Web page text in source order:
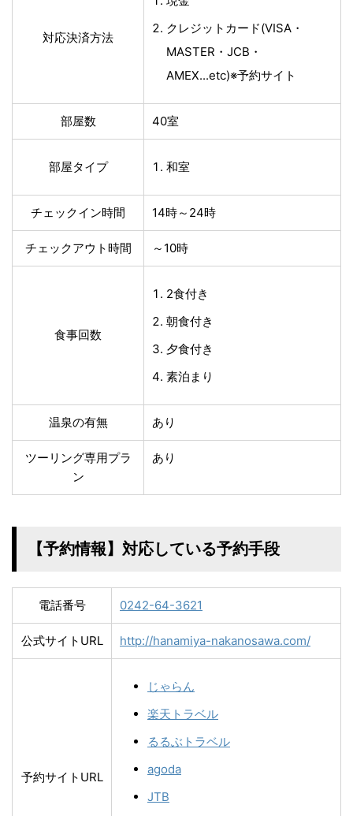
対応決済方法
クレジットカード(VISA・
MASTER・JCB・
AMEX...etc)※予約サイト
部屋数 40室
部屋タイプ 和室
チェックイン時間 14時～24時
チェックアウト時間 ～10時
食事回数
2食付き
朝食付き
夕食付き
素泊まり
温泉の有無 あり
ツーリング専用プラ
ン
あり
【予約情報】対応している予約手段
電話番号 0242-64-3621
公式サイトURL http://hanamiya-nakanosawa.com/
予約サイトURL
じゃらん
楽天トラベル
るるぶトラベル
agoda
JTB